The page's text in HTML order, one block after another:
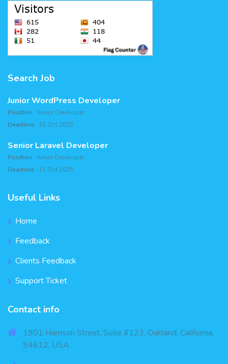
Search Job
Junior WordPress Developer
Position : Junior Developer
Deadline : 15 Oct 2025
Senior Laravel Developer
Position : Junior Developer
Deadline : 15 Oct 2025
Useful Links
Home
Feedback
Clients Feedback
Support Ticket
Contact info
1901 Harrison Street, Suite #123, Oakland, California,
94612, USA